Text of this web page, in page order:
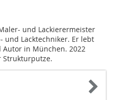
und Lackierermeister
und Lacktechniker. Er lebt
in München. 2022
Strukturputze.